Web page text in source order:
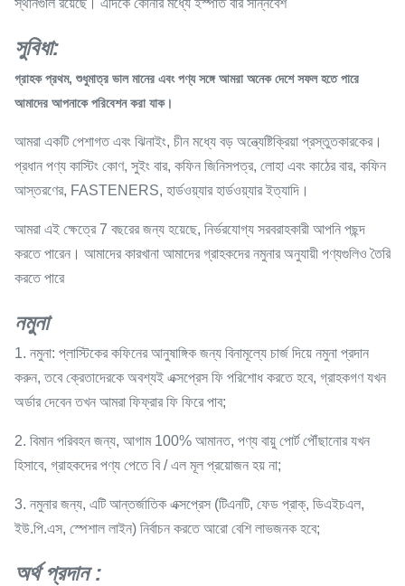
স্থানগুলি রয়েছে। এদিকে কোনার মধ্যে ইস্পাত বার সন্নিবেশ
সুবিধা:
গ্রাহক প্রথম, শুধুমাত্র ভাল মানের এবং পণ্য সঙ্গে আমরা অনেক দেশে সফল হতে পারে
আমাদের আপনাকে পরিবেশন করা যাক।
আমরা একটি পেশাগত এবং ঝিনাইং, চীন মধ্যে বড় অন্ত্যেষ্টিক্রিয়া প্রস্তুতকারকের।
প্রধান পণ্য কাস্টিং কোণ, সুইং বার, কফিন জিনিসপত্র, লোহা এবং কাঠের বার, কফিন
আস্তরণের, FASTENERS, হার্ডওয়্যার হার্ডওয়্যার ইত্যাদি।
আমরা এই ক্ষেত্রে 7 বছরের জন্য হয়েছে, নির্ভরযোগ্য সরবরাহকারী আপনি পছন্দ
করতে পারেন। আমাদের কারখানা আমাদের গ্রাহকদের নমুনার অনুযায়ী পণ্যগুলিও তৈরি
করতে পারে
নমুনা
1. নমুনা: প্লাস্টিকের কফিনের আনুষাঙ্গিক জন্য বিনামূল্যে চার্জ দিয়ে নমুনা প্রদান
করুন, তবে ক্রেতাদেরকে অবশ্যই এক্সপ্রেস ফি পরিশোধ করতে হবে, গ্রাহকগণ যখন
অর্ডার দেবেন তখন আমরা ফিফ্রার ফি ফিরে পাব;
2. বিমান পরিবহন জন্য, আগাম 100% আমানত, পণ্য বায়ু পোর্ট পৌঁছানোর যখন
হিসাবে, গ্রাহকদের পণ্য পেতে বি / এল মূল প্রয়োজন হয় না;
3. নমুনার জন্য, এটি আন্তর্জাতিক এক্সপ্রেস (টিএনটি, ফেড প্রাক্, ডিএইচএল,
ইউ.পি.এস, স্পেশাল লাইন) নির্বাচন করতে আরো বেশি লাভজনক হবে;
অর্থ প্রদান :